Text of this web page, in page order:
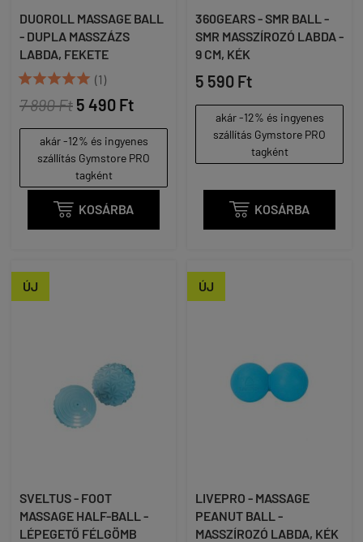
DUOROLL MASSAGE BALL
- DUPLA MASSZÁZS
LABDA, FEKETE
 (1)
7 890 Ft 5 490 Ft
akár -12% és ingyenes
szállítás Gymstore PRO
tagként
 KOSÁRBA
360GEARS - SMR BALL -
SMR MASSZÍROZÓ LABDA -
9 CM, KÉK
5 590 Ft
akár -12% és ingyenes
szállítás Gymstore PRO
tagként
 KOSÁRBA
ÚJ
SVELTUS - FOOT
MASSAGE HALF-BALL -
LÉPEGETŐ FÉLGÖMB
ÚJ
LIVEPRO - MASSAGE
PEANUT BALL -
MASSZÍROZÓ LABDA, KÉK